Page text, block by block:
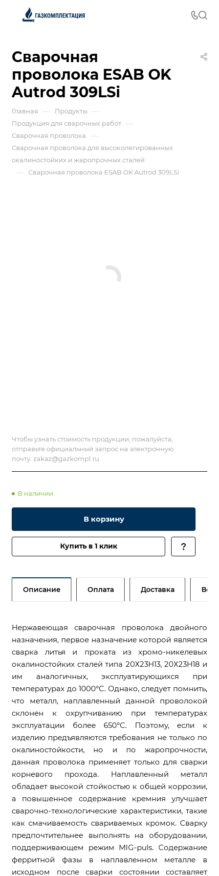
Сварочная
проволока ESAB OK
Autrod 309LSi
Главная — Продукты —
Продукция для сварочных работ —
Сварочная проволока —
Сварочная проволока для высоколегированных
окалиностойких и жаропрочных сталей
— Сварочная проволока ESAB OK Autrod 309LSi
Чтобы узнать стоимость продукции, пожалуйста,
отправьте официальный запрос на электронную
почту: zakaz@gazkompl.ru
В наличии
В корзину
Купить в 1 клик
Описание Оплата Доставка
Нержавеющая сварочная проволока двойного
назначения, первое назначение которой является
сварка литья и проката из хромо-никелевых
окалиностойких сталей типа 20Х23Н13, 20Х23Н18 и
им аналогичных, эксплуатирующихся при
температурах до 1000°С. Однако, следует помнить,
что металл, наплавленный данной проволокой
склонен к охрупчиванию при температурах
эксплуатации более 650°С. Поэтому, если к
изделию предъявляются требования не только по
окалиностойкости, но и по жаропрочности,
данная проволока применяет только для сварки
корневого прохода. Наплавленный металл
обладает высокой стойкостью к общей коррозии,
а повышенное содержание кремния улучшает
сварочно-технологические характеристики, такие
как смачиваемость свариваемых кромок. Сварку
предпочтительнее выполнять на оборудовании,
поддерживающем режим MIG-puls. Содержание
ферритной фазы в наплавленном металле в
исходном после сварки состоянии составляет